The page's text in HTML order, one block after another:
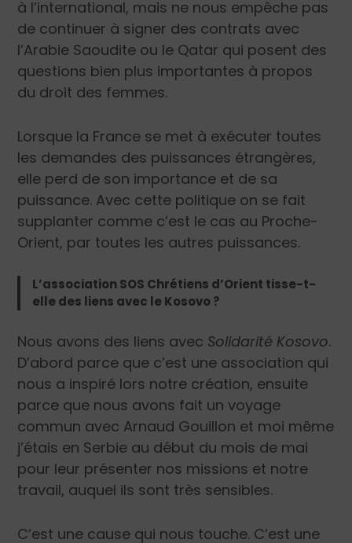
à l’international, mais ne nous empêche pas
de continuer à signer des contrats avec
l’Arabie Saoudite ou le Qatar qui posent des
questions bien plus importantes à propos
du droit des femmes.
Lorsque la France se met à exécuter toutes
les demandes des puissances étrangères,
elle perd de son importance et de sa
puissance. Avec cette politique on se fait
supplanter comme c’est le cas au Proche-
Orient, par toutes les autres puissances.
L’association SOS Chrétiens d’Orient tisse-t-
elle des liens avec le Kosovo ?
Nous avons des liens avec Solidarité Kosovo.
D’abord parce que c’est une association qui
nous a inspiré lors notre création, ensuite
parce que nous avons fait un voyage
commun avec Arnaud Gouillon et moi même
j’étais en Serbie au début du mois de mai
pour leur présenter nos missions et notre
travail, auquel ils sont très sensibles.
C’est une cause qui nous touche. C’est une